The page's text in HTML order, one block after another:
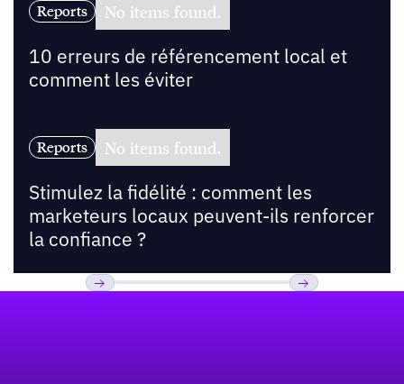
Reports No items found.
10 erreurs de référencement local et
comment les éviter
Reports No items found.
Stimulez la fidélité : comment les
marketeurs locaux peuvent-ils renforcer
la confiance ?